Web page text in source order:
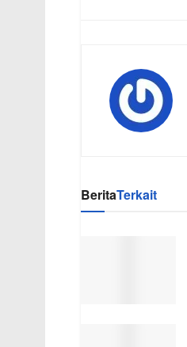
BeritaTerkait